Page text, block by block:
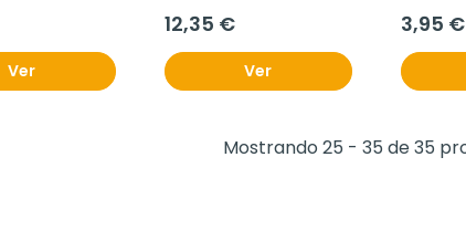
Ver
12,35 €
Ver
3,95 €
Mostrando 25 - 35 de 35